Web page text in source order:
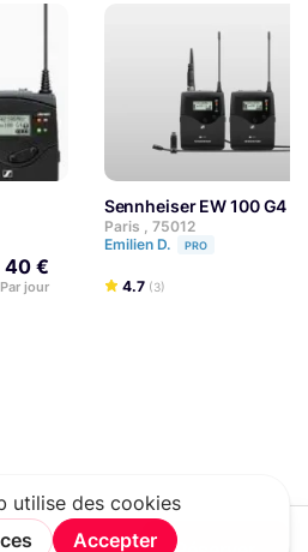
40 €
Par jour
Sennheiser EW 100 G4
Paris , 75012
Emilien D.
PRO
4.7 (3)